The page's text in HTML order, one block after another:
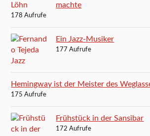
machte
178 Aufrufe
Ein Jazz-Musiker
177 Aufrufe
Hemingway ist der Meister des
175 Aufrufe
Frühstück in der Sansibar
172 Aufrufe